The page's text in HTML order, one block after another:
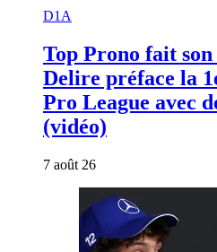
D1A
Top Prono fait
Delire préface la
Pro League avec
(vidéo)
7 août 26